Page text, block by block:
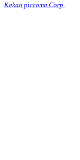
Kakao piccoma Corp.